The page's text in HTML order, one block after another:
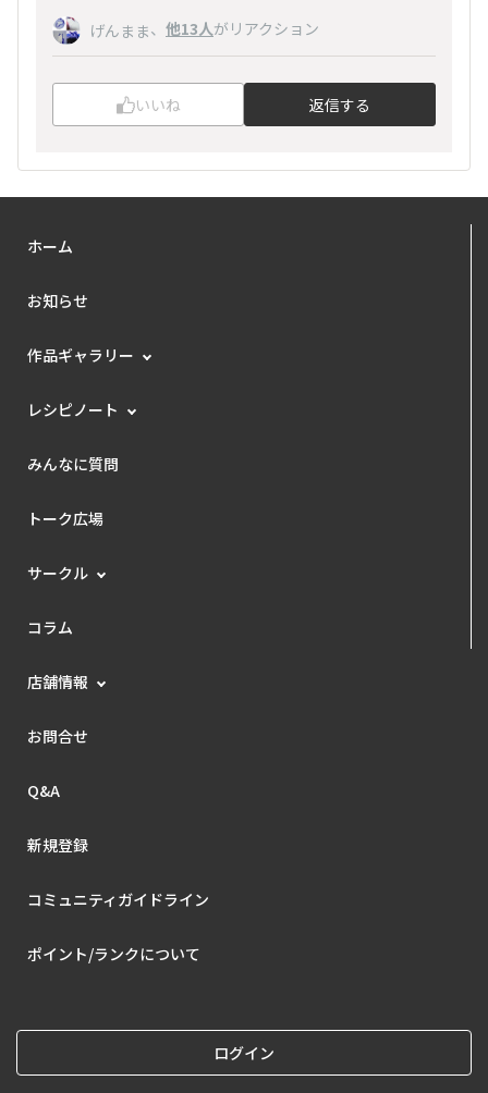
げんまま、 他13人がリアクション
いいね 返信する
ホーム
お知らせ
作品ギャラリー
レシピノート
みんなに質問
トーク広場
サークル
コラム
店舗情報
お問合せ
Q&A
新規登録
コミュニティガイドライン
ポイント/ランクについて
ログイン